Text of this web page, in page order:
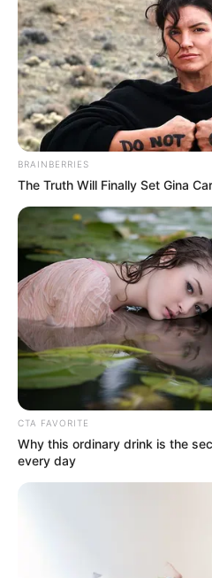
21 October, 2025 by
Él abri0
y comi0…
BRAINBERRIES
The Truth Will Finally Set Gina
CTA FAVORITE
Why this ordinary drink is the
every day